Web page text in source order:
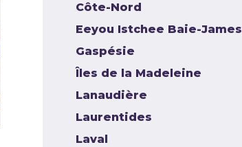
Côte-Nord
Eeyou Istchee Baie-James
Gaspésie
Îles de la Madeleine
Lanaudière
Laurentides
Laval